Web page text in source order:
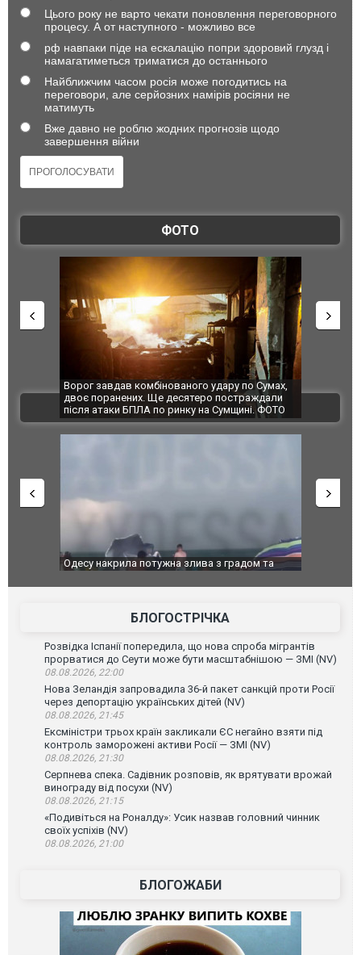
Цього року не варто чекати поновлення переговорного
процесу. А от наступного - можливо все
рф навпаки піде на ескалацію попри здоровий глузд і
намагатиметься триматися до останнього
Найближчим часом росія може погодитись на
переговори, але серйозних намірів росіяни не
матимуть
Вже давно не роблю жодних прогнозів щодо
завершення війни
ФОТО
За 2000 кілометрів від кордону з Україною: в
Єкатеринбурзі після атаки дронів загорівся
склад Wildberries. ФОТО. ВІДЕО
"Мої
ВІДЕО
Вже вивели на тести: Ferrari готує оновлення
Вийшов
фільму
БЛОГОСТРІЧКА
Розвідка Іспанії попередила, що нова спроба мігрантів
прорватися до Сеути може бути масштабнішою — ЗМІ (NV)
08.08.2026, 22:00
Нова Зеландія запровадила 36-й пакет санкцій проти Росії
через депортацію українських дітей (NV)
08.08.2026, 21:45
Ексміністри трьох країн закликали ЄС негайно взяти під
контроль заморожені активи Росії — ЗМІ (NV)
08.08.2026, 21:30
Серпнева спека. Садівник розповів, як врятувати врожай
винограду від посухи (NV)
08.08.2026, 21:15
«Подивіться на Роналду»: Усик назвав головний чинник
своїх успіхів (NV)
08.08.2026, 21:00
БЛОГОЖАБИ